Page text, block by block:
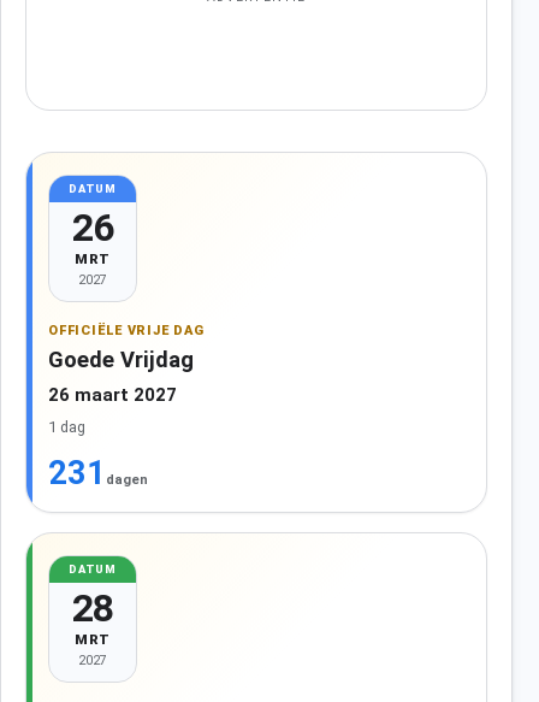
DATUM
26
MRT
2027
OFFICIËLE VRIJE DAG
Goede Vrijdag
26 maart 2027
1 dag
231 dagen
DATUM
28
MRT
2027